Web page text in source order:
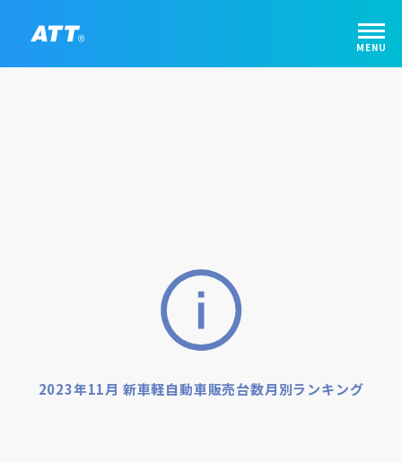
2023年11月 新車軽自動車販売台数月別ランキング